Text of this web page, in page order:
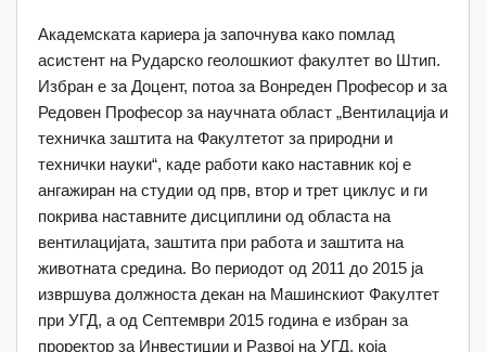
Академската кариера ја започнува како помлад
асистент на Рударско геолошкиот факултет во Штип.
Избран е за Доцент, потоа за Вонреден Професор и за
Редовен Професор за научната област „Вентилација и
техничка заштита на Факултетот за природни и
технички науки“, каде работи како наставник кој е
ангажиран на студии од прв, втор и трет циклус и ги
покрива наставните дисциплини од областа на
вентилацијата, заштита при работа и заштита на
животната средина. Во периодот од 2011 до 2015 ја
извршува должноста декан на Машинскиот Факултет
при УГД, а од Септември 2015 година е избран за
проректор за Инвестиции и Развој на УГД, која